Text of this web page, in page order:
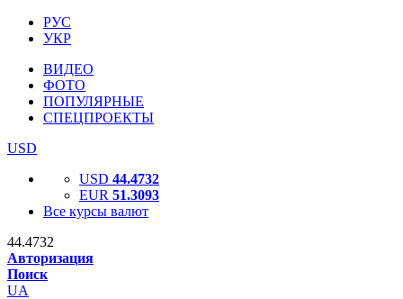
РУС
УКР
ВИДЕО
ФОТО
ПОПУЛЯРНЫЕ
СПЕЦПРОЕКТЫ
USD
USD 44.4732
EUR 51.3093
Все курсы валют
44.4732
Авторизация
Поиск
UA